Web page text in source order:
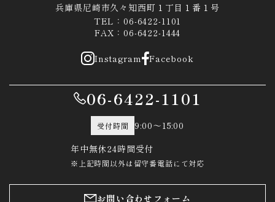
兵庫県尼崎市久々知西町１丁目１番１号
TEL：06-6422-1101
FAX：06-6422-1444
Instagram Facebook
06-6422-1101
受付時間
9:00～15:00
年中無休24時間受付
※上記時間以外は留守番電話にて対応
お問い合わせフォーム